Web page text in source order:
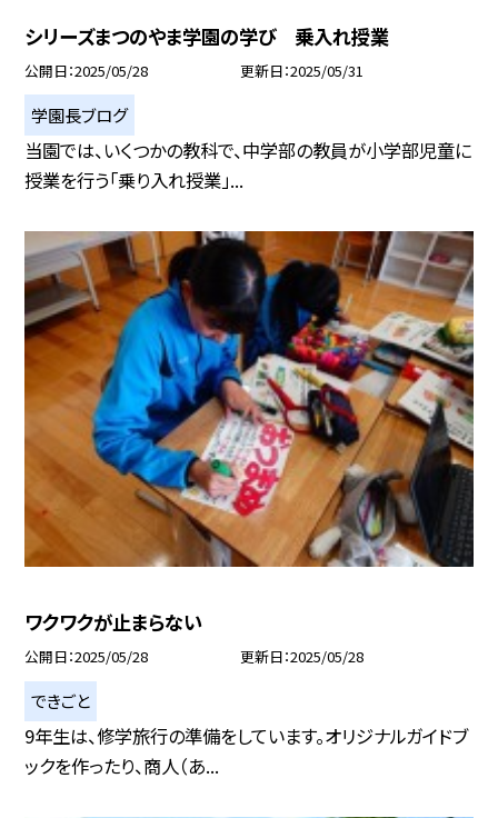
シリーズまつのやま学園の学び 乗入れ授業
公開日 2025/05/28 更新日 2025/05/31
学園長ブログ
当園では、いくつかの教科で、中学部の教員が小学部児童に
授業を行う「乗り入れ授業」...
ワクワクが止まらない
公開日 2025/05/28 更新日 2025/05/28
できごと
9年生は、修学旅行の準備をしています。オリジナルガイドブ
ックを作ったり、商人（あ...